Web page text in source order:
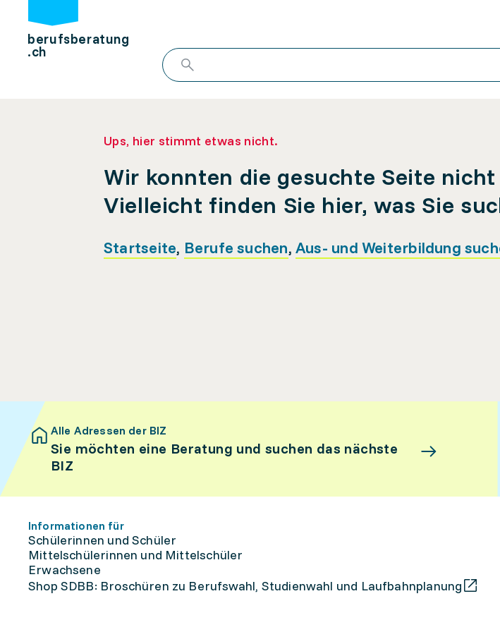
berufsberatung
.ch
Ups, hier stimmt etwas nicht.
Wir konnten die gesuchte Seite
Vielleicht finden Sie hier, was Sie
Startseite, Berufe suchen, Aus- und Weiterbildung
Alle Adressen der BIZ
Sie möchten eine Beratung und suchen das nächste
BIZ
Informationen für
Schülerinnen und Schüler
Mittelschülerinnen und Mittelschüler
Erwachsene
Shop SDBB: Broschüren zu Berufswahl, Studienwahl und Laufbahnplanung